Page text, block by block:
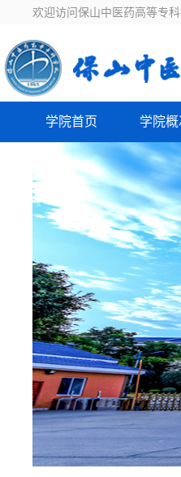
欢迎访问保山中医药高等专科
学院首页 学院